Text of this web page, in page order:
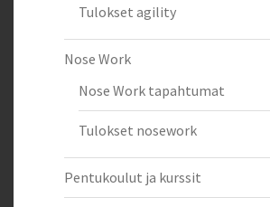
Tulokset agility
Nose Work
Nose Work tapahtumat
Tulokset nosework
Pentukoulut ja kurssit